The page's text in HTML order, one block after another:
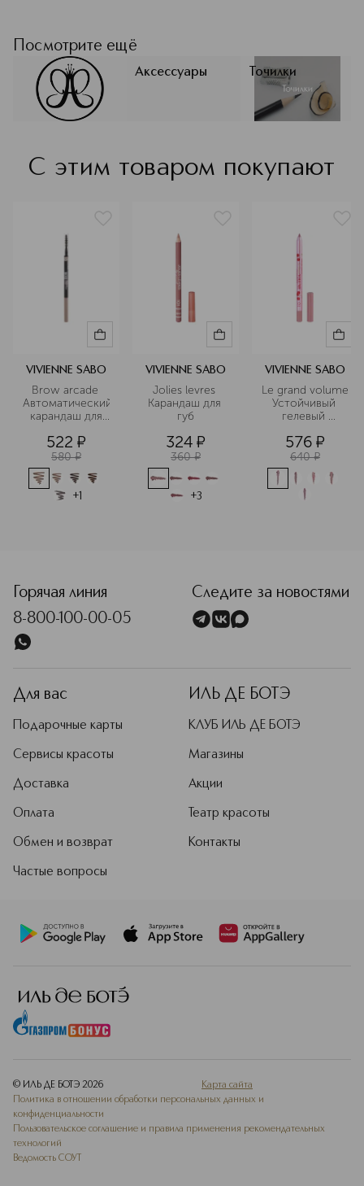
отрасли — Анастасию Соаре —
творческую силу Анастасии
Беверли-Хиллз. Инновационный
метод Золотого сечения Анастасии
создает иллюзию симметрии,
баланса, пропорций лица, секрет
самых известных лицах мира, таких
Подробнее
Посмотрите ещё
Аксессуары Точилки
С этим товаром покупают
VIVIENNE SABO
Brow arcade
Автоматический
карандаш для
522 ¤
580 ¤
+1
VIVIENNE SABO
Jolies levres
Карандаш для
губ
324 ¤
360 ¤
+3
VIVIENNE SABO
Le grand volume
Устойчивый
гелевый
губ
576 ¤
640 ¤
Горячая линия
8-800-100-00-05
Следите за новостями
Для вас
Подарочные карты
Сервисы красоты
Доставка
Оплата
Обмен и возврат
Частые вопросы
ИЛЬ ДЕ БОТЭ
КЛУБ ИЛЬ ДЕ БОТЭ
Магазины
Акции
Театр красоты
Контакты
© ИЛЬ ДЕ БОТЭ 2026
Карта сайта
Политика в отношении обработки персональных данных и
конфиденциальности
Пользовательское соглашение и правила применения рекомендательных
технологий
Ведомость СОУТ